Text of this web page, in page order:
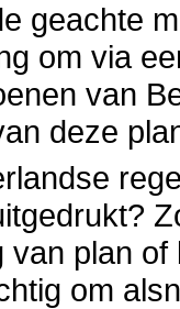
geachte
om via
van
deze
van plan
om